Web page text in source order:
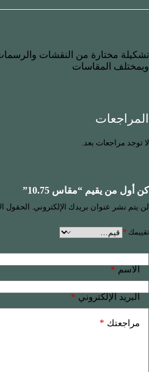
تشكيلة مختارة من النقشات والرسمات
وبمختلف المقاسات
المراجعات
لا توجد مراجعات بعد.
كن أول من يقيم “مقاس 10.75”
لن يتم نشر عنوان بريدك الإلكتروني. الحقول
تقييمك *
الاسم*
البريد الإلكتروني*
مراجعتك *